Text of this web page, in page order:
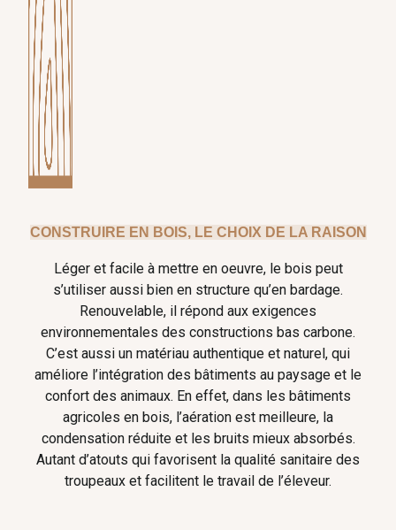
CONSTRUIRE EN BOIS, LE CHOIX DE LA RAISON
Léger et facile à mettre en oeuvre, le bois peut
s’utiliser aussi bien en structure qu’en bardage.
Renouvelable, il répond aux exigences
environnementales des constructions bas carbone.
C’est aussi un matériau authentique et naturel, qui
améliore l’intégration des bâtiments au paysage et le
confort des animaux. En effet, dans les bâtiments
agricoles en bois, l’aération est meilleure, la
condensation réduite et les bruits mieux absorbés.
Autant d’atouts qui favorisent la qualité sanitaire des
troupeaux et facilitent le travail de l’éleveur.